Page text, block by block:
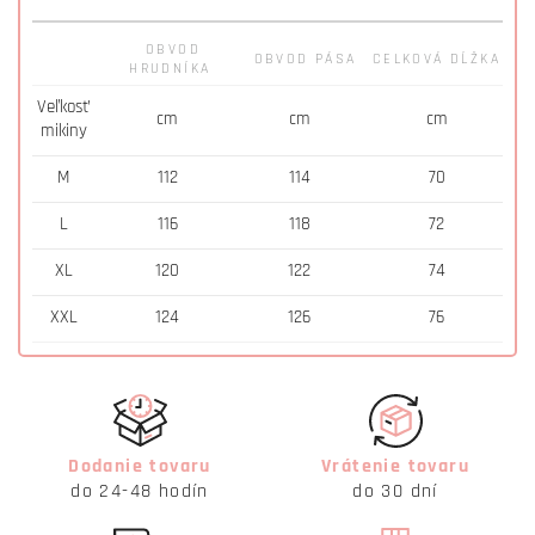
OBVOD
HRUDNÍKA
OBVOD PÁSA CELKOVÁ DĹŽKA
Veľkosť
mikiny
cm cm cm
M 112 114 70
L 116 118 72
XL 120 122 74
XXL 124 126 76
Dodanie tovaru
do 24-48 hodín
Vrátenie tovaru
do 30 dní